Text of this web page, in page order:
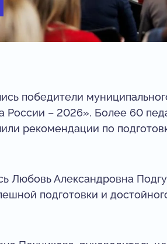
победители
России – 2026». Более 60
рекомендации по
Любовь Александровна
подготовки и